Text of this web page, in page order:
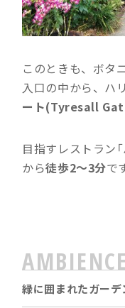
このときも、ボタ
入口の中から、ハ
ート(Tyresall
目指すレストラン
から徒歩2〜3分で
AMBIENCE
緑に囲まれたガーデ